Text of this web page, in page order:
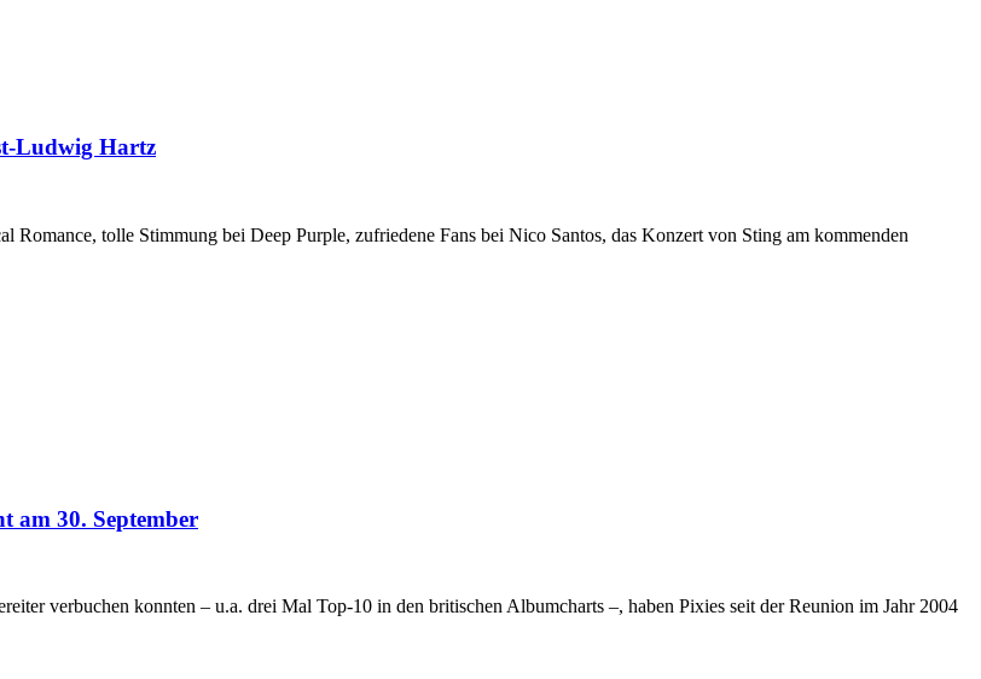
Ludwig Hartz
tolle Stimmung bei Deep Purple, zufriedene Fans bei Nico Santos, das Konzert von Sting am kommenden
am 30. September
verbuchen konnten – u.a. drei Mal Top-10 in den britischen Albumcharts –, haben Pixies seit der Reunion im Jahr 2004